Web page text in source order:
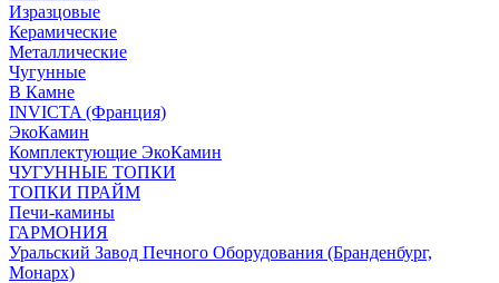
Изразцовые
Керамические
Металлические
Чугунные
В Камне
INVICTA (Франция)
ЭкоКамин
Комплектующие ЭкоКамин
ЧУГУННЫЕ ТОПКИ
ТОПКИ ПРАЙМ
Печи-камины
ГАРМОНИЯ
Уральский Завод Печного Оборудования (Бранденбург,
Монарх)